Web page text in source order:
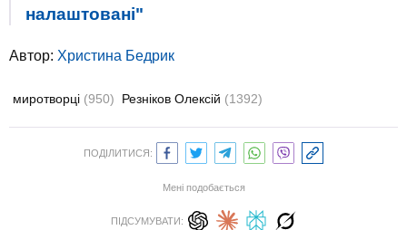
налаштовані"
Автор: Христина Бедрик
миротворці (950) Резніков Олексій (1392)
ПОДІЛИТИСЯ:
Мені подобається
ПІДСУМУВАТИ: